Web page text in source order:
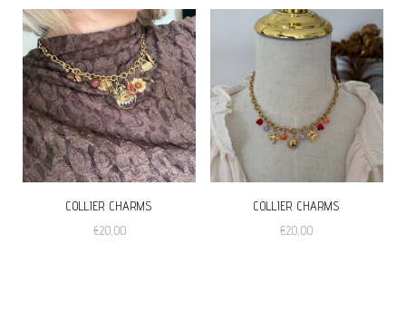
COLLIER CHARMS
€20,00
COLLIER CHARMS
€20,00